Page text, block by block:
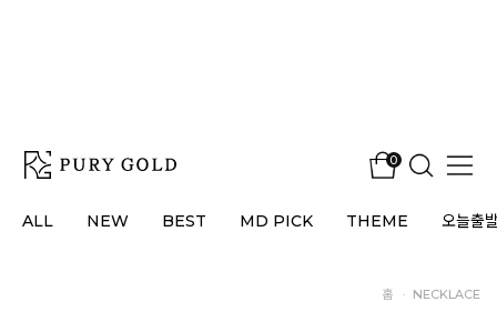
0
ALL NEW BEST MD PICK THEME 오늘출
홈 · NECKLACE